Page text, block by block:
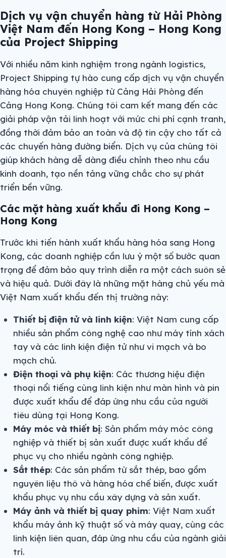
Dịch vụ vận chuyển hàng từ Hải Phòng
Việt Nam đến Hong Kong – Hong Kong
của Project Shipping
Với nhiều năm kinh nghiệm trong ngành logistics,
Project Shipping tự hào cung cấp dịch vụ vận chuyển
hàng hóa chuyên nghiệp từ Cảng Hải Phòng đến
Cảng Hong Kong. Chúng tôi cam kết mang đến các
giải pháp vận tải linh hoạt với mức chi phí cạnh tranh,
đồng thời đảm bảo an toàn và độ tin cậy cho tất cả
các chuyến hàng đường biển. Dịch vụ của chúng tôi
giúp khách hàng dễ dàng điều chỉnh theo nhu cầu
kinh doanh, tạo nền tảng vững chắc cho sự phát
triển bền vững.
Các mặt hàng xuất khẩu đi Hong Kong –
Hong Kong
Trước khi tiến hành xuất khẩu hàng hóa sang Hong
Kong, các doanh nghiệp cần lưu ý một số bước quan
trọng để đảm bảo quy trình diễn ra một cách suôn sẻ
và hiệu quả. Dưới đây là những mặt hàng chủ yếu mà
Việt Nam xuất khẩu đến thị trường này:
Thiết bị điện tử và linh kiện: Việt Nam cung cấp
nhiều sản phẩm công nghệ cao như máy tính xách
tay và các linh kiện điện tử như vi mạch và bo
mạch chủ.
Điện thoại và phụ kiện: Các thương hiệu điện
thoại nổi tiếng cùng linh kiện như màn hình và pin
được xuất khẩu để đáp ứng nhu cầu của người
tiêu dùng tại Hong Kong.
Máy móc và thiết bị: Sản phẩm máy móc công
nghiệp và thiết bị sản xuất được xuất khẩu để
phục vụ cho nhiều ngành công nghiệp.
Sắt thép: Các sản phẩm từ sắt thép, bao gồm
nguyên liệu thô và hàng hóa chế biến, được xuất
khẩu phục vụ nhu cầu xây dựng và sản xuất.
Máy ảnh và thiết bị quay phim: Việt Nam xuất
khẩu máy ảnh kỹ thuật số và máy quay, cùng các
linh kiện liên quan, đáp ứng nhu cầu của ngành giải
trí.